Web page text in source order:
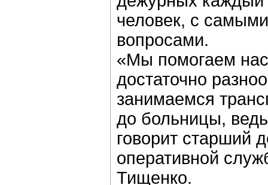
человек, с
вопросами.
«Мы помогаем
достаточно
занимаемся
до больницы,
говорит старший
оперативной
Тищенко.